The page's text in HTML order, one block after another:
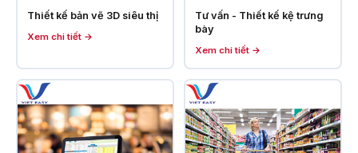
Thiết kế bản vẽ 3D siêu thị
Xem chi tiết →
Tư vấn - Thiết kế kệ trưng
bày
Xem chi tiết →